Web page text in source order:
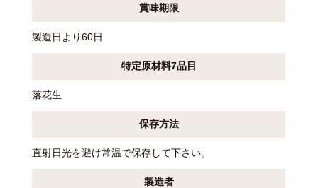
賞味期限
製造日より60日
特定原材料7品目
落花生
保存方法
直射日光を避け常温で保存して下さい。
製造者